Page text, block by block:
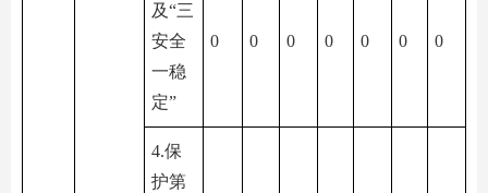
及“三
安全
一稳
定”
0 0 0 0 0 0 0
4.保
护第